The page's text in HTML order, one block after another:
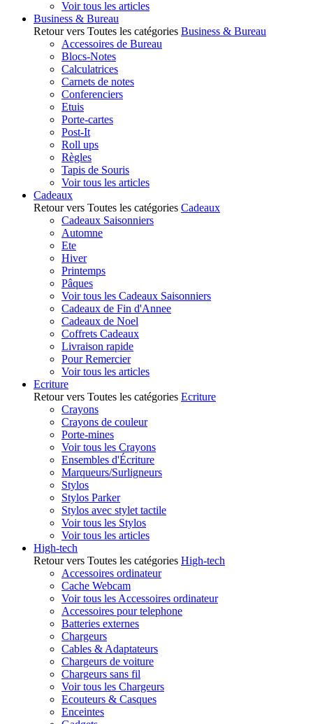
Voir tous les articles
Business & Bureau
Retour vers Toutes les catégories Business & Bureau
Accessoires de Bureau
Blocs-Notes
Calculatrices
Carnets de notes
Conferenciers
Etuis
Porte-cartes
Post-It
Roll ups
Règles
Tapis de Souris
Voir tous les articles
Cadeaux
Retour vers Toutes les catégories Cadeaux
Cadeaux Saisonniers
Automne
Ete
Hiver
Printemps
Pâques
Voir tous les Cadeaux Saisonniers
Cadeaux de Fin d'Annee
Cadeaux de Noel
Coffrets Cadeaux
Livraison rapide
Pour Remercier
Voir tous les articles
Ecriture
Retour vers Toutes les catégories Ecriture
Crayons
Crayons de couleur
Porte-mines
Voir tous les Crayons
Ensembles d'Écriture
Marqueurs/Surligneurs
Stylos
Stylos Parker
Stylos avec stylet tactile
Voir tous les Stylos
Voir tous les articles
High-tech
Retour vers Toutes les catégories High-tech
Accessoires ordinateur
Cache Webcam
Voir tous les Accessoires ordinateur
Accessoires pour telephone
Batteries externes
Chargeurs
Cables & Adaptateurs
Chargeurs de voiture
Chargeurs sans fil
Voir tous les Chargeurs
Ecouteurs & Casques
Enceintes